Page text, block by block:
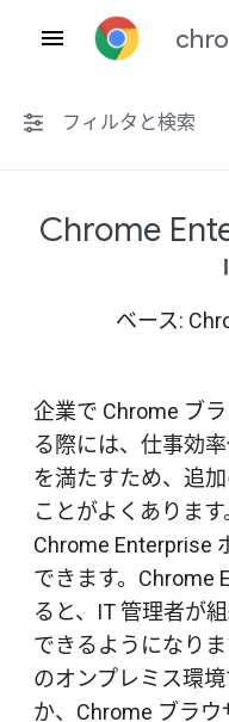
フィルタと検索
プラットフォーム共
非推奨ポリシーを
Chrome
ベース:
企業で Chrome ブ
る際には、仕事効
を満たすため、追
ことがよくありま
Chrome Enterprise
できます。Chrome
ると、IT 管理者が
できるようになりま
のオンプレミス環
か、Chrome ブラ